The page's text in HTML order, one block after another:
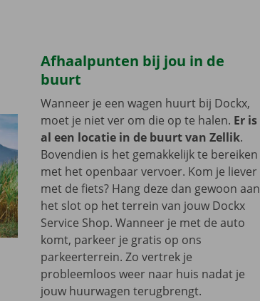
Afhaalpunten bij jou in de
buurt
Wanneer je een wagen huurt bij Dockx,
moet je niet ver om die op te halen. Er is
al een locatie in de buurt van Zellik.
Bovendien is het gemakkelijk te bereiken
met het openbaar vervoer. Kom je liever
met de fiets? Hang deze dan gewoon aan
het slot op het terrein van jouw Dockx
Service Shop. Wanneer je met de auto
komt, parkeer je gratis op ons
parkeerterrein. Zo vertrek je
probleemloos weer naar huis nadat je
jouw huurwagen terugbrengt.